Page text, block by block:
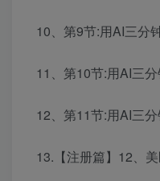
10、第9节:用AI三分
11、第10节:用AI三
12、第11节:用AI三
13.【注册篇】12、